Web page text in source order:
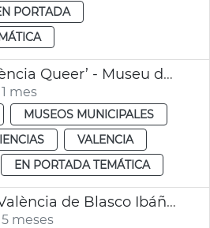
PORTADA
Exposición ‘València Queer’ - Museu de la Ciutat
mes
MUSEOS MUNICIPALES
VALENCIA
EN PORTADA TEMÁTICA
Exposición 'La València de Blasco Ibáñez'
meses